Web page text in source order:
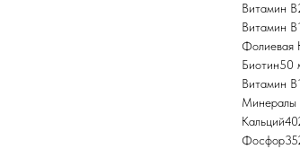
Витамин
Витамин
Фолиевая
Биотин50
Витамин
Минералы